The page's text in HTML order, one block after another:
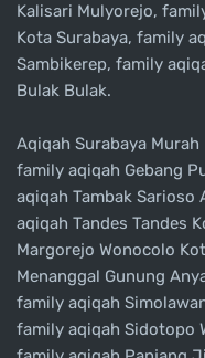
Kalisari Mulyorejo,
Kota Surabaya, family
Sambikerep, family
Bulak Bulak.
Aqiqah Surabaya
family aqiqah Gebang
aqiqah Tambak Sarioso
aqiqah Tandes Tandes
Margorejo Wonocolo
Menanggal Gunung
family aqiqah
family aqiqah Sidotopo